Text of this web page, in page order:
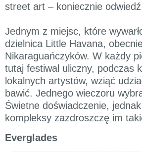
street art – koniecznie
Jednym z miejsc, które
dzielnica Little Havana,
Nikaraguańczyków. W każdy
tutaj festiwal uliczny, podczas
lokalnych artystów, wziąć
bawić. Jednego wieczoru
Świetne doświadczenie,
kompleksy zazdroszczę im
Everglades